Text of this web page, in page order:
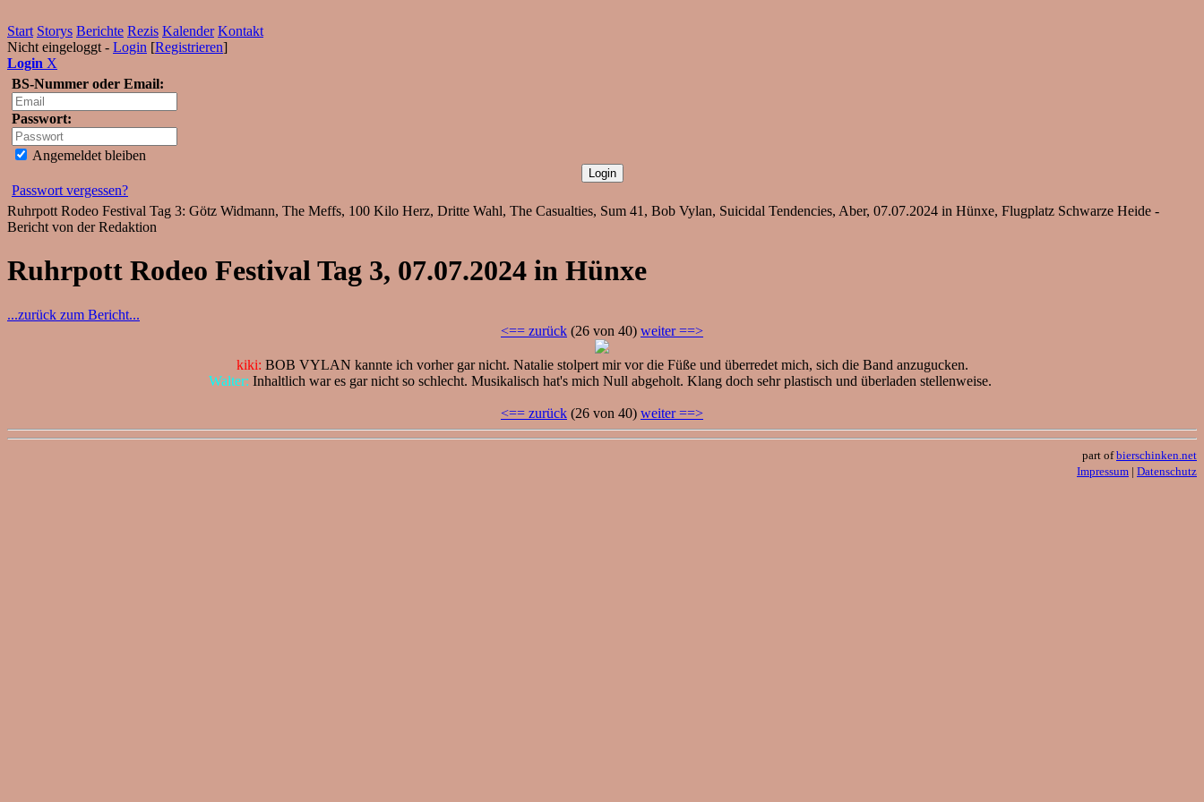
Start Storys Berichte Rezis Kalender Kontakt
Nicht eingeloggt - Login [Registrieren]
Login X
BS-Nummer oder Email:
Passwort:
Angemeldet bleiben
Passwort vergessen?
Ruhrpott Rodeo Festival Tag 3: Götz Widmann, The Meffs, 100 Kilo Herz, Dritte Wahl, The Casualties, Sum 41, Bob Vylan, Suicidal Tendencies, Aber, 07.07.2024 in Hünxe, Flugplatz Schwarze Heide -
Bericht von der Redaktion
Ruhrpott Rodeo Festival Tag 3, 07.07.2024 in Hünxe
...zurück zum Bericht...
<== zurück (26 von 40) weiter ==>
kiki: BOB VYLAN kannte ich vorher gar nicht. Natalie stolpert mir vor die Füße und überredet mich, sich die Band anzugucken.
Walter: Inhaltlich war es gar nicht so schlecht. Musikalisch hat's mich Null abgeholt. Klang doch sehr plastisch und überladen stellenweise.
<== zurück (26 von 40) weiter ==>
part ofbierschinken.net
Impressum | Datenschutz